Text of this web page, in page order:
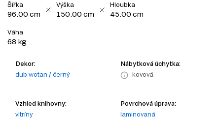
Šířka
96.00 cm
Výška
150.00 cm
Hloubka
45.00 cm
Váha
68 kg
Dekor:
dub wotan / černý
Nábytková úchytka:
kovová
Vzhled knihovny:
vitríny
Povrchová úprava:
laminovaná